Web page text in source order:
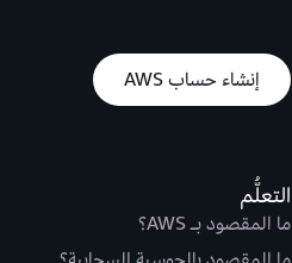
إنشاء حساب AWS
التعلُّم
ما المقصود بـ AWS؟